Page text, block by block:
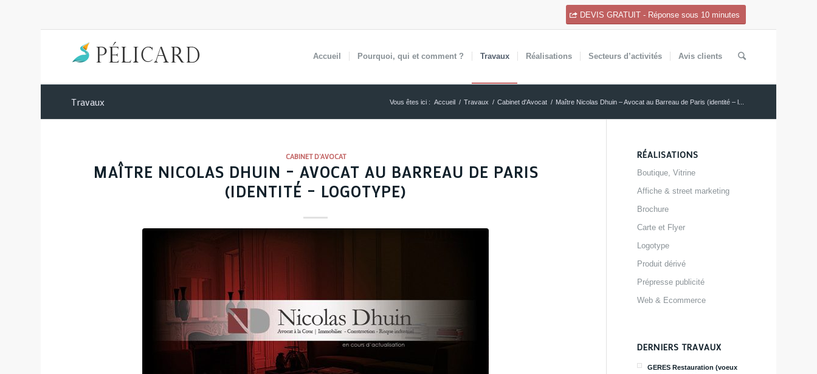
DEVIS GRATUIT - Réponse sous 10 minutes
Accueil Pourquoi, qui et comment ? Travaux Réalisations Secteurs d’activités Avis clients
Travaux Vous êtes ici : Accueil / Travaux / Cabinet d'Avocat / Maître Nicolas Dhuin – Avocat au Barreau de Paris (identité – l...
CABINET D'AVOCAT
MAÎTRE NICOLAS DHUIN – AVOCAT AU BARREAU DE PARIS
(IDENTITÉ – LOGOTYPE)
RÉALISATIONS
Boutique, Vitrine
Affiche & street marketing
Brochure
Carte et Flyer
Logotype
Produit dérivé
Prépresse publicité
Web & Ecommerce
DERNIERS TRAVAUX
GERES Restauration (voeux